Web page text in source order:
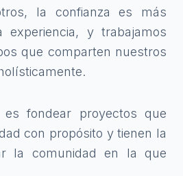
la confianza es más
experiencia, y trabajamos
que comparten nuestros
fondear proyectos que
con propósito y tienen la
la comunidad en la que